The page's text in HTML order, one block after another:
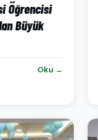
Öğrencisi
Büyük
Oku →